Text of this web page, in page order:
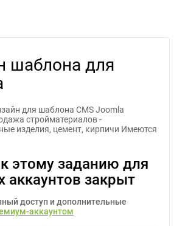
шаблона для
для шаблона CMS Joomla
стройматериалов -
изделия, цемент, кирпичи Имеются
этому заданию для
аккаунтов закрыт
доступ и дополнительные
аккаунтом